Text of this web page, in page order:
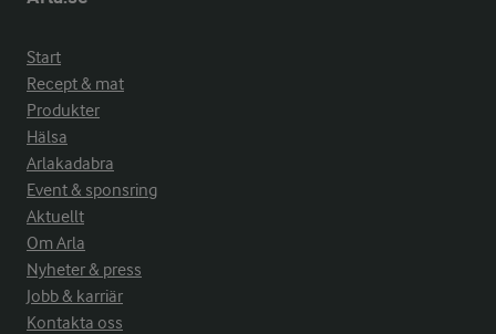
Start
Recept & mat
Produkter
Hälsa
Arlakadabra
Event & sponsring
Aktuellt
Om Arla
Nyheter & press
Jobb & karriär
Kontakta oss